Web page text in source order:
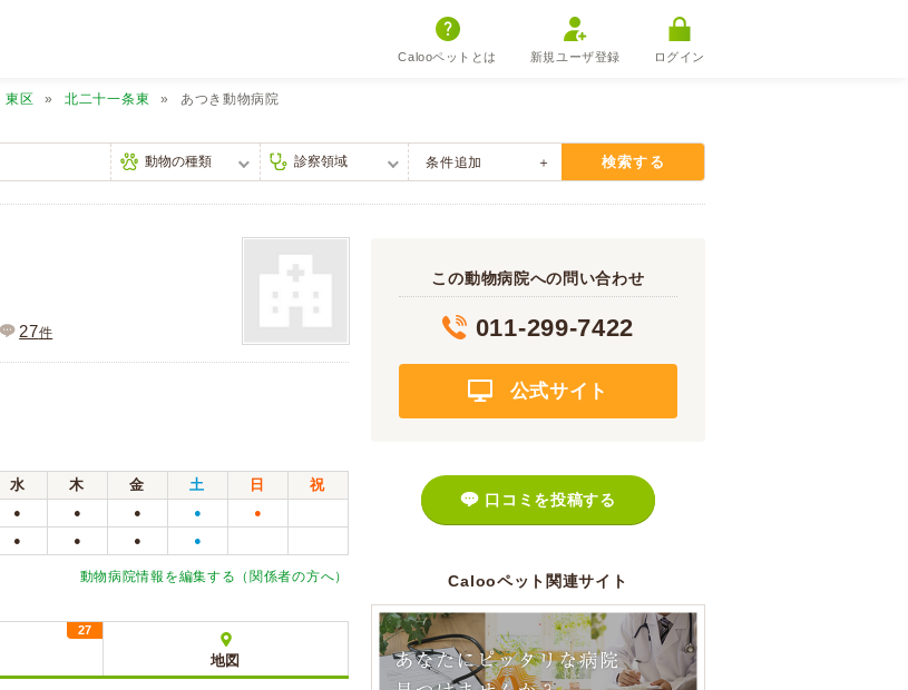
Calooペットとは 新規ユーザ登録 ログイン
東区 北二十一条東 あつき動物病院
条件追加 検索する
27件
水 木 金 土 日
祝
● ● ● ● ●
● ● ● ●
動物病院情報を編集する（関係者の方へ）
27
地図
この動物病院への問い合わせ
011-299-7422
公式サイト
口コミを投稿する
Calooペット関連サイト